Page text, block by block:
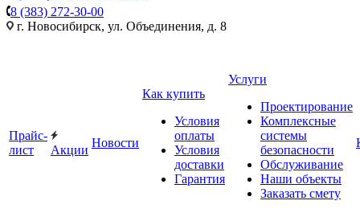
8 (383) 272-30-00
г. Новосибирск, ул. Объединения, д. 8
Прайс-
лист
Акции
Новости
Как купить
Условия
оплаты
Условия
доставки
Гарантия
Услуги
Проектирование
Комплексные
системы
безопасности
Обслуживание
Наши объекты
Заказать смету